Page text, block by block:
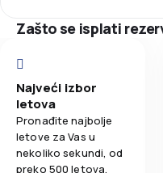
Cene karata
Obroci
Zašto se isplati
Najveći izbor
letova
Pronađite najbolje
letove za Vas u
nekoliko sekundi, od
preko 500 letova.